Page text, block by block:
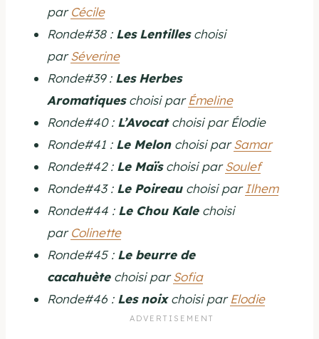
parCécile
Ronde#38 : Les Lentilleschoisi
parSéverine
Ronde#39 : Les Herbes
Aromatiqueschoisi parÉmeline
Ronde#40 : L’Avocatchoisi par Élodie
Ronde#41 : Le Melonchoisi parSamar
Ronde#42 : Le Maïschoisi parSoulef
Ronde#43 : Le Poireauchoisi parIlhem
Ronde#44 : Le Chou Kalechoisi
parColinette
Ronde#45 : Le beurre de
cacahuètechoisi parSofia
Ronde#46 : Les noixchoisi parElodie